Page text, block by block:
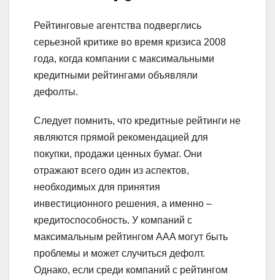
Рейтинговые агентства подверглись
серьезной критике во время кризиса 2008
года, когда компании с максимальными
кредитными рейтингами объявляли
дефолты.
Следует помнить, что кредитные рейтинги не
являются прямой рекомендацией для
покупки, продажи ценных бумаг. Они
отражают всего один из аспектов,
необходимых для принятия
инвестиционного решения, а именно –
кредитоспособность. У компаний с
максимальным рейтингом ААA могут быть
проблемы и может случиться дефолт.
Однако, если среди компаний с рейтингом